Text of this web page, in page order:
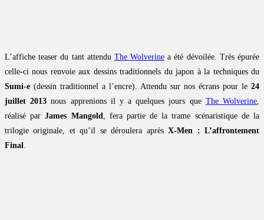
L’affiche teaser du tant attendu The Wolverine a été dévoilée. Très épurée
celle-ci nous renvoie aux dessins traditionnels du japon à la techniques du
Sumi-e (dessin traditionnel a l’encre). Attendu sur nos écrans pour le 24
juillet 2013 nous apprenions il y a quelques jours que The Wolverine,
réalisé parJames Mangold, fera partie de la trame scénaristique de la
trilogie originale, et qu’il se déroulera aprèsX-Men : L’affrontement
Final.